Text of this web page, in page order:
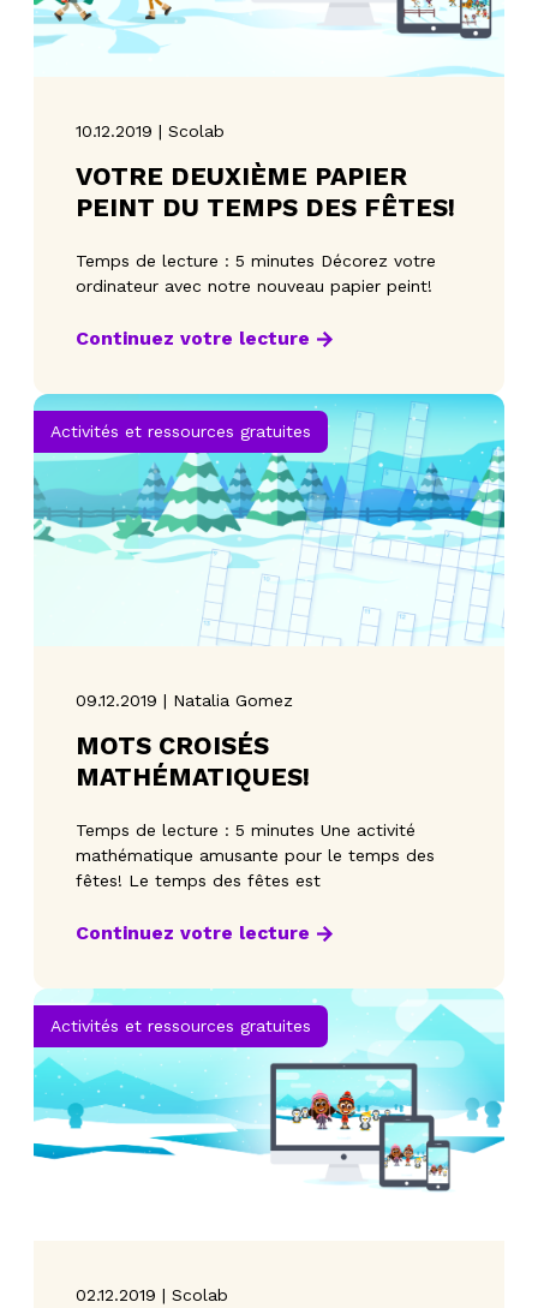
10.12.2019 | Scolab
VOTRE DEUXIÈME PAPIER
PEINT DU TEMPS DES FÊTES!
Temps de lecture : 5 minutes Décorez votre
ordinateur avec notre nouveau papier peint!
Continuez votre lecture
Activités et ressources gratuites
09.12.2019 | Natalia Gomez
MOTS CROISÉS
MATHÉMATIQUES!
Temps de lecture : 5 minutes Une activité
mathématique amusante pour le temps des
fêtes! Le temps des fêtes est
Continuez votre lecture
Activités et ressources gratuites
02.12.2019 | Scolab